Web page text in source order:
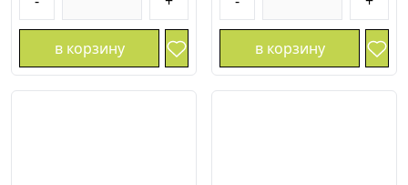
в корзину в корзину